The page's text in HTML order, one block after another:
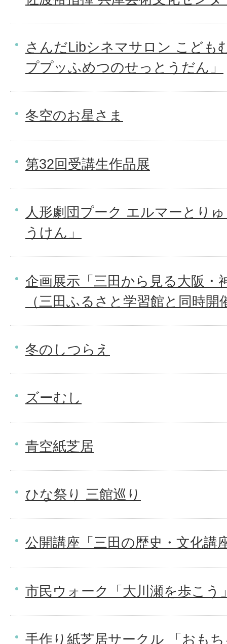
さんだLibシネマサロン こども
ププッふめつのせっとうだん」
冬空のお星さま
第32回受講生作品展
人形劇団プーク エルマーとり
うけん」
企画展示「三田から見る大阪・
（三田ふるさと学習館と同時開
冬のしつらえ
ズーむし
青空紙芝居
ひな祭り 三館巡り
公開講座「三田の歴史・文化講
市民ウォーク「大川瀬を歩こう
手作り紙芝居サークル 「おも